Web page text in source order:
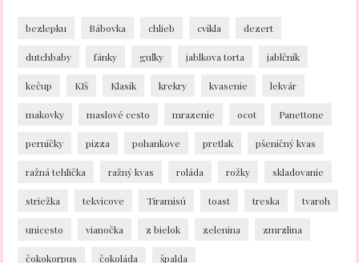
bezlepku Bábovka chlieb cvikla dezert
dutchbaby fánky guľky jablkova torta jablčník
kečup KIš Klasik krekry kvasenie lekvár
makovky maslové cesto mrazenie ocot Panettone
perníčky pizza pohankove pretlak pšeničný kvas
ražná tehlička ražný kvas roláda rožky skladovanie
striežka tekvicove Tiramisú toast treska tvaroh
unicesto vianočka z bielok zelenina zmrzlina
čokokorpus čokoláda špalda